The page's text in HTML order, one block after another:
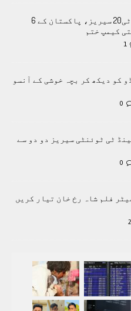
آسٹریلیا کیخلاف ٹی20 سیریز، پاکستان کے 6
کیمپ ختم
1
کو دیکھ کر بچہ خوشی کے آنسو
0
ٹی ٹوئنٹی سیریز دو دو سے
0
فلم شاہ رخ خان تیار کریں
2